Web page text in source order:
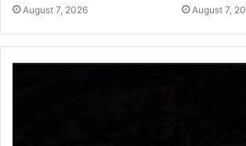
August 7, 2026 August 7,